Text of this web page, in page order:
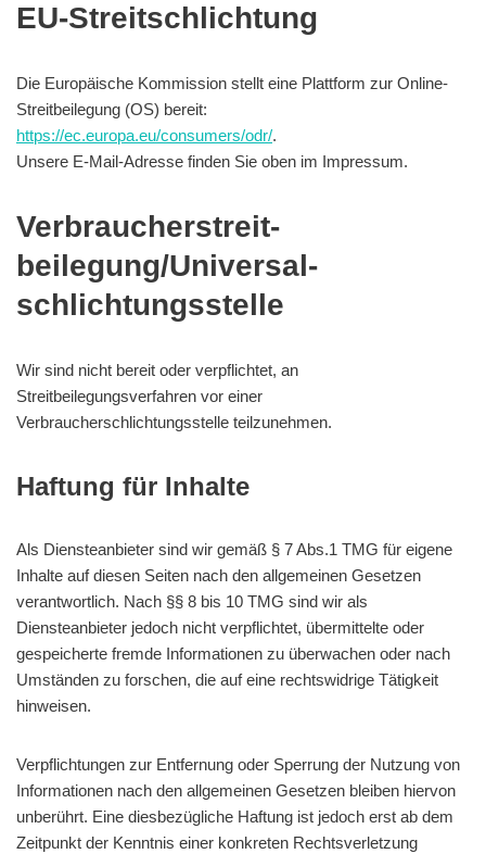
EU-Streitschlichtung
Die Europäische Kommission stellt eine Plattform zur Online-
Streitbeilegung (OS) bereit:
https://ec.europa.eu/consumers/odr/.
Unsere E-Mail-Adresse finden Sie oben im Impressum.
Verbraucher­streit­
beilegung/Universal­
schlichtungs­stelle
Wir sind nicht bereit oder verpflichtet, an
Streitbeilegungsverfahren vor einer
Verbraucherschlichtungsstelle teilzunehmen.
Haftung für Inhalte
Als Diensteanbieter sind wir gemäß § 7 Abs.1 TMG für eigene
Inhalte auf diesen Seiten nach den allgemeinen Gesetzen
verantwortlich. Nach §§ 8 bis 10 TMG sind wir als
Diensteanbieter jedoch nicht verpflichtet, übermittelte oder
gespeicherte fremde Informationen zu überwachen oder nach
Umständen zu forschen, die auf eine rechtswidrige Tätigkeit
hinweisen.
Verpflichtungen zur Entfernung oder Sperrung der Nutzung von
Informationen nach den allgemeinen Gesetzen bleiben hiervon
unberührt. Eine diesbezügliche Haftung ist jedoch erst ab dem
Zeitpunkt der Kenntnis einer konkreten Rechtsverletzung